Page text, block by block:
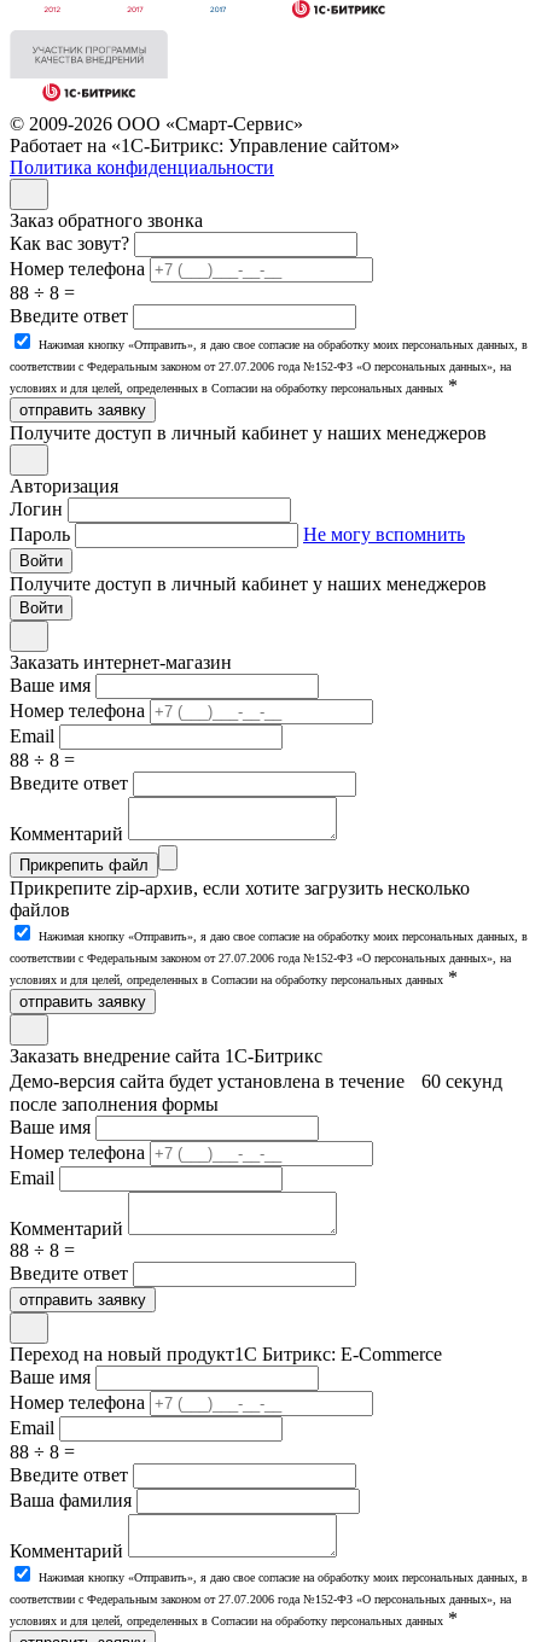
© 2009-2026 ООО «Смарт-Сервис»
Работает на «1С-Битрикс: Управление сайтом»
Политика конфиденциальности
Заказ обратного звонка
Как вас зовут?
Номер телефона
88 ÷ 8 =
Введите ответ
Нажимая кнопку «Отправить», я даю свое согласие на обработку моих персональных данных, в
соответствии с Федеральным законом от 27.07.2006 года №152-ФЗ «О персональных данных», на
условиях и для целей, определенных в Согласии на обработку персональных данных *
отправить заявку
Получите доступ в личный кабинет у наших менеджеров
Авторизация
Логин
Пароль
Не могу вспомнить
Войти
Получите доступ в личный кабинет у наших менеджеров
Заказать интернет-магазин
Ваше имя
Номер телефона
Email
88 ÷ 8 =
Введите ответ
Комментарий
Прикрепить файл
Прикрепите zip-архив, если хотите загрузить несколько
файлов
Нажимая кнопку «Отправить», я даю свое согласие на обработку моих персональных данных, в
соответствии с Федеральным законом от 27.07.2006 года №152-ФЗ «О персональных данных», на
условиях и для целей, определенных в Согласии на обработку персональных данных *
отправить заявку
Заказать внедрение сайта 1С-Битрикс
Демо-версия сайта будет установлена в течение 60 секунд
после заполнения формы
Ваше имя
Номер телефона
Email
Комментарий
88 ÷ 8 =
Введите ответ
отправить заявку
Переход на новый продукт1С Битрикс: E-Commerce
Ваше имя
Номер телефона
Email
88 ÷ 8 =
Введите ответ
Ваша фамилия
Комментарий
Нажимая кнопку «Отправить», я даю свое согласие на обработку моих персональных данных, в
соответствии с Федеральным законом от 27.07.2006 года №152-ФЗ «О персональных данных», на
условиях и для целей, определенных в Согласии на обработку персональных данных *